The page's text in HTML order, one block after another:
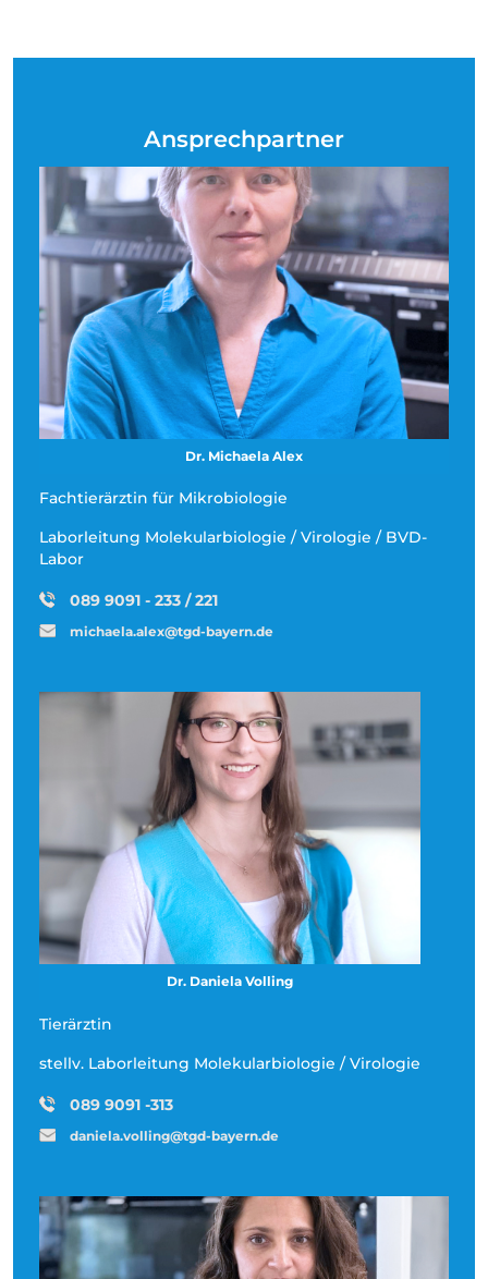
Ansprechpartner
Dr. Michaela Alex
Fachtierärztin für Mikrobiologie
Laborleitung Molekularbiologie / Virologie / BVD-
Labor
089 9091 - 233 / 221
michaela.alex@tgd-bayern.de
Dr. Daniela Volling
Tierärztin
stellv. Laborleitung Molekularbiologie / Virologie
089 9091 -313
daniela.volling@tgd-bayern.de